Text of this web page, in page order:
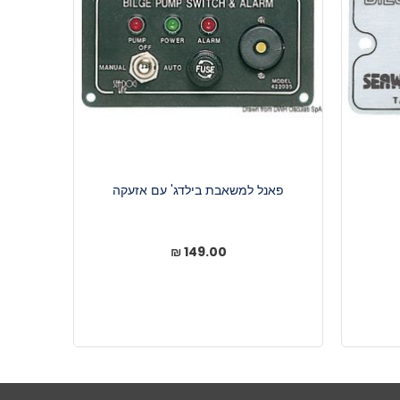
פאנל למשאבת בילדג' עם אזעקה
149.00 ₪